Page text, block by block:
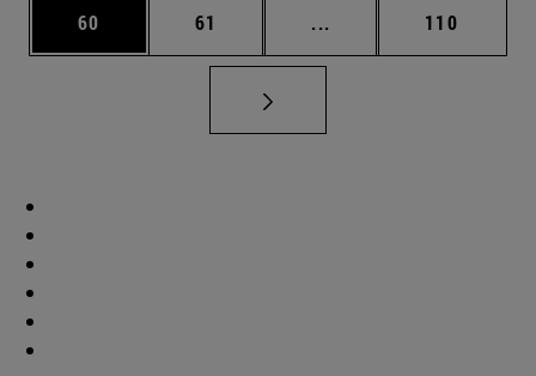
Página
60 Página
61 ... Páginas intermedias
Página
110